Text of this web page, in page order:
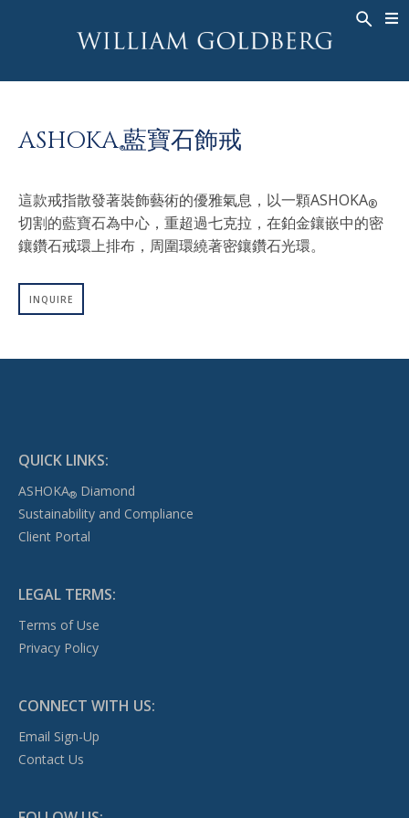
高級珠寶
男戒
吊墜
耳飾
钟表
ASHOKA 珠宝
戒指
MEN'S RINGS
項鍊
耳飾
TALISMAN
歷史
ASHOKA®
ASHOKA®藍寶石飾戒
這款戒指散發著裝飾藝術的優雅氣息，以一顆ASHOKA®
切割的藍寶石為中心，重超過七克拉，在鉑金鑲嵌中的密
鑲鑽石戒環上排布，周圍環繞著密鑲鑽石光環。
INQUIRE
QUICK LINKS:
ASHOKA®Diamond
Sustainability and Compliance
Client Portal
LEGAL TERMS:
Terms of Use
Privacy Policy
CONNECT WITH US:
Email Sign-Up
Contact Us